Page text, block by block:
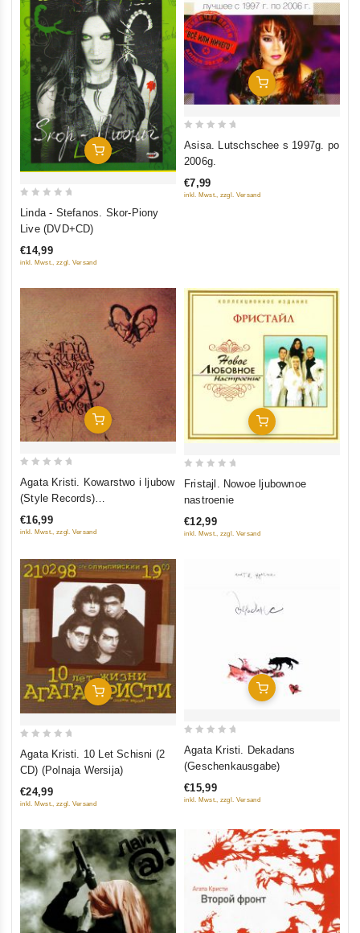
In Den Warenkorb
5
Linda - Stefanos. Skor-Piony
Live (DVD+CD)
€14,99
inkl. Mwst., zzgl. Versand
In Den Warenkorb
5
Asisa. Lutschschee s 1997g. po
2006g.
€7,99
inkl. Mwst., zzgl. Versand
In Den Warenkorb
out
5
Agata Kristi. Kowarstwo i ljubow
(Style Records)
(Geschenkausgabe)
€16,99
inkl. Mwst., zzgl. Versand
In Den Warenkorb
5
Fristajl. Nowoe ljubownoe
nastroenie
€12,99
inkl. Mwst., zzgl. Versand
In Den Warenkorb
out
5
Agata Kristi. 10 Let Schisni (2
CD) (Polnaja Wersija)
€24,99
inkl. Mwst., zzgl. Versand
In Den Warenkorb
out
5
Agata Kristi. Dekadans
(Geschenkausgabe)
€15,99
inkl. Mwst., zzgl. Versand